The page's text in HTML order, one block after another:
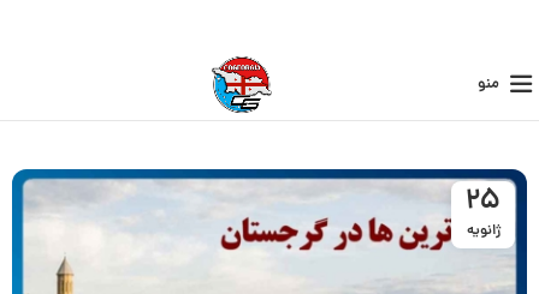
منو
25
ژانویه